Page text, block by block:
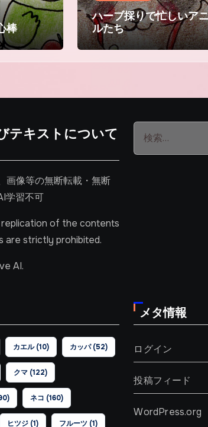
棒
ハーブ採りで忙しいア
ルたち
テキストについて
画像等の無断転載・無断
学習不可
of the contents
are strictly prohibited.
AI.
検
カエル(10) カッパ(52)
クマ (122)
ネコ (160)
ヒツジ (1) フルーツ (1)
メタ情報
ログイン
投稿フィード
WordPress.org